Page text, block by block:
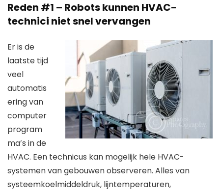
Reden #1 – Robots kunnen HVAC-
technici niet snel vervangen
Er is de
laatste tijd
veel
automatis
ering van
computer
program
ma’s in de
HVAC. Een technicus kan mogelijk hele HVAC-
systemen van gebouwen observeren. Alles van
systeemkoelmiddeldruk, lijntemperaturen,